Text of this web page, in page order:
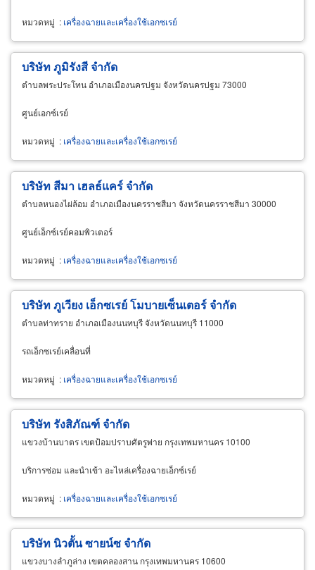
หมวดหมู่ : เครื่องฉายและเครื่องใช้เอกซเรย์
บริษัท ภูมิรังสี จำกัด
ตำบลพระประโทน อำเภอเมืองนครปฐม จังหวัดนครปฐม 73000
ศูนย์เอกซ์เรย์
หมวดหมู่ : เครื่องฉายและเครื่องใช้เอกซเรย์
บริษัท สีมา เฮลธ์แคร์ จำกัด
ตำบลหนองไผ่ล้อม อำเภอเมืองนครราชสีมา จังหวัดนครราชสีมา 30000
ศูนย์เอ็กซ์เรย์คอมพิวเตอร์
หมวดหมู่ : เครื่องฉายและเครื่องใช้เอกซเรย์
บริษัท ภูเวียง เอ็กซเรย์ โมบายเซ็นเตอร์ จำกัด
ตำบลท่าทราย อำเภอเมืองนนทบุรี จังหวัดนนทบุรี 11000
รถเอ็กซเรย์เคลื่อนที่
หมวดหมู่ : เครื่องฉายและเครื่องใช้เอกซเรย์
บริษัท รังสิภัณฑ์ จำกัด
แขวงบ้านบาตร เขตป้อมปราบศัตรูพ่าย กรุงเทพมหานคร 10100
บริการซ่อม และนำเข้า อะไหล่เครื่องฉายเอ็กซ์เรย์
หมวดหมู่ : เครื่องฉายและเครื่องใช้เอกซเรย์
บริษัท นิวตั้น ซายน์ซ จำกัด
แขวงบางลำภูล่าง เขตคลองสาน กรุงเทพมหานคร 10600